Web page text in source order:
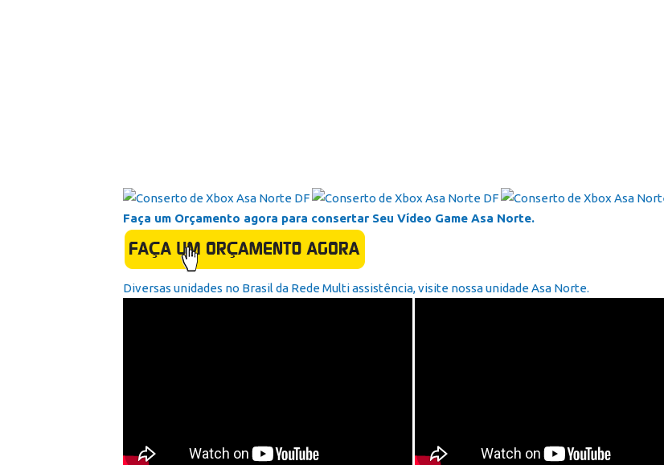
Faça um Orçamento agora para consertar Seu Vídeo Game Asa Norte.
Diversas unidades no Brasil da Rede Multi assistência, visite nossa unidade Asa Norte.